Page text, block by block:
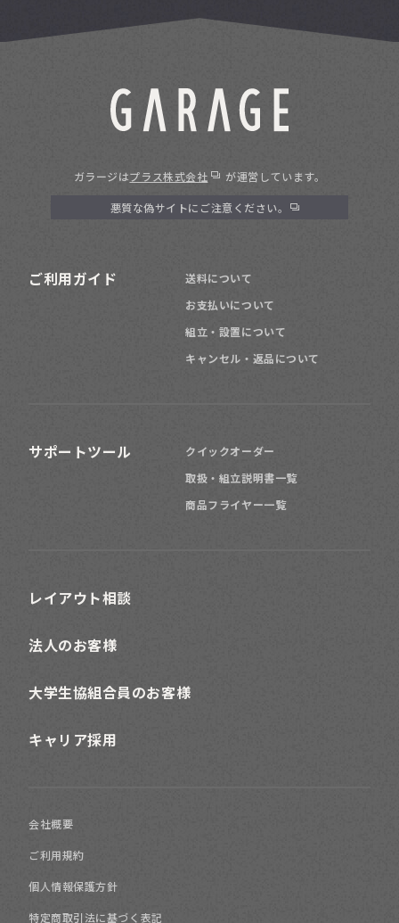
ガラージはプラス株式会社 が運営しています。
悪質な偽サイトにご注意ください。
ご利用ガイド
送料について
お支払いについて
組立・設置について
キャンセル・返品について
サポートツール
クイックオーダー
取扱・組立説明書一覧
商品フライヤー一覧
レイアウト相談
法人のお客様
大学生協組合員のお客様
キャリア採用
会社概要
ご利用規約
個人情報保護方針
特定商取引法に基づく表記